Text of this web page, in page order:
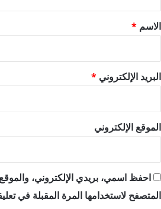
*
الاسم *
البريد الإلكتروني *
الموقع الإلكتروني
احفظ اسمي، بريدي الإلكتروني،
المتصفح لاستخدامها المرة المقبلة في